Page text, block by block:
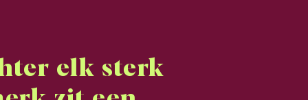
elk sterk